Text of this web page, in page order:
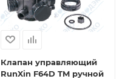
Клапан управляющий
RunXin F64D TM ручной